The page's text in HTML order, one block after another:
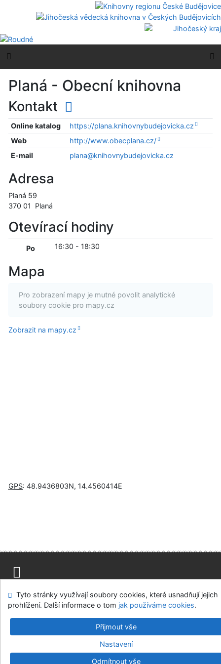
Přejít na menu
Planá - Obecní knihovna
Kontakt
Online katalog
https://plana.knihovnybudejovicka.cz
Web
http://www.obecplana.cz/
E-mail
plana@knihovnybudejovicka.cz
Adresa
Planá 59
370 01
Planá
Otevírací hodiny
Po 16:30 - 18:30
Mapa
Pro zobrazení mapy je mutné povolit analytické
soubory cookie pro mapy.cz
Zobrazit na mapy.cz
GPS: 48.9436803N, 14.4560414E
Napište nám Mapa stránek
Nastavení cookies
Knihovny regionu České Budějovice
v.4.8.63a-Cosmotron Bohemia, s.r.o.
Tyto stránky využívají soubory cookies, které usnadňují jejich
prohlížení. Další informace o tom jak používáme cookies.
Přijmout vše
Nastavení
Odmítnout vše